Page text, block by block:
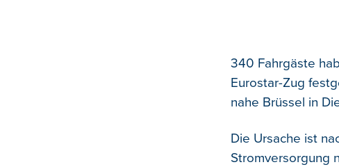
340 Fahrgäste
Eurostar-Zug
nahe Brüssel in
Die Ursache ist
Stromversorgung